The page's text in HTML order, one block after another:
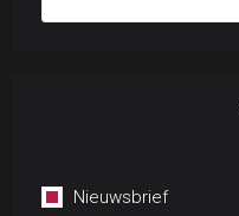
Nieuwsbrief